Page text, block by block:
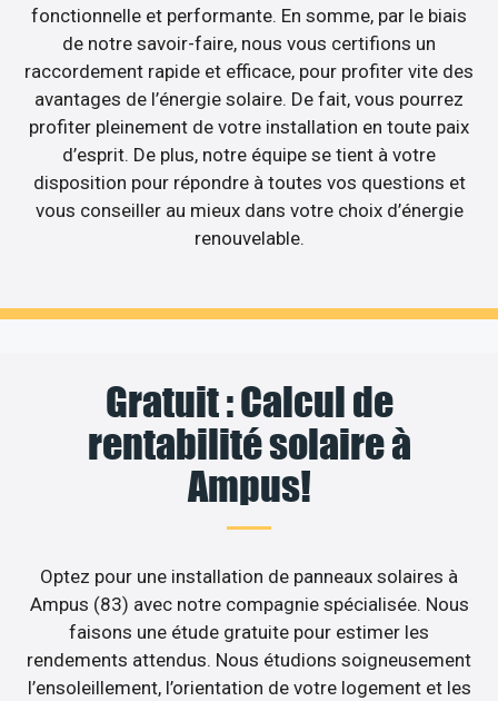
fonctionnelle et performante. En somme, par le biais
de notre savoir-faire, nous vous certifions un
raccordement rapide et efficace, pour profiter vite des
avantages de l’énergie solaire. De fait, vous pourrez
profiter pleinement de votre installation en toute paix
d’esprit. De plus, notre équipe se tient à votre
disposition pour répondre à toutes vos questions et
vous conseiller au mieux dans votre choix d’énergie
renouvelable.
Gratuit : Calcul de
rentabilité solaire à
Ampus!
Optez pour une installation de panneaux solaires à
Ampus (83) avec notre compagnie spécialisée. Nous
faisons une étude gratuite pour estimer les
rendements attendus. Nous étudions soigneusement
l’ensoleillement, l’orientation de votre logement et les